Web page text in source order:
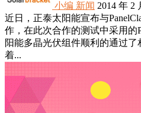
小编 新闻 2014 年 2
近日，正泰太阳能宣布与
作，在此次合作的测试中采用的
阳能多晶光伏组件顺利的通过
着...